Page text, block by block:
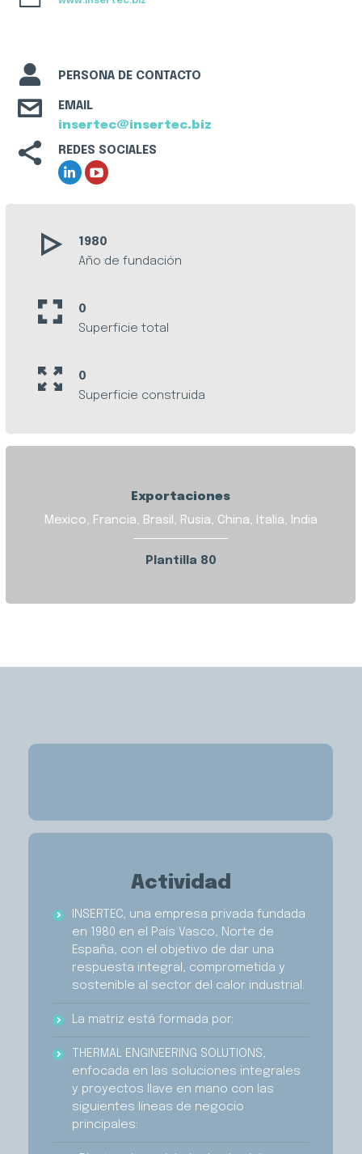
PERSONA DE CONTACTO
EMAIL
insertec@insertec.biz
REDES SOCIALES
1980
Año de fundación
0
Superficie total
0
Superficie construida
Exportaciones
Mexico, Francia, Brasil, Rusia, China, Italia, India
Plantilla 80
Actividad
INSERTEC, una empresa privada fundada
en 1980 en el País Vasco, Norte de
España, con el objetivo de dar una
respuesta integral, comprometida y
sostenible al sector del calor industrial.
La matriz está formada por:
THERMAL ENGINEERING SOLUTIONS,
enfocada en las soluciones integrales
y proyectos llave en mano con las
siguientes líneas de negocio
principales: